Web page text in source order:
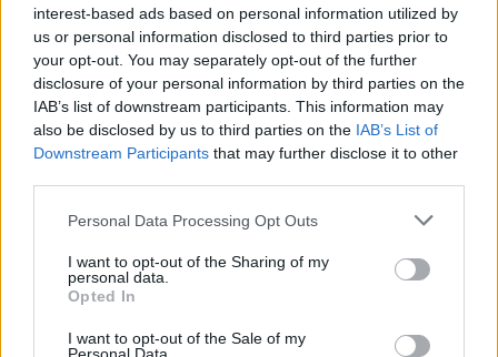
interest-based ads based on personal information utilized by
us or personal information disclosed to third parties prior to
your opt-out. You may separately opt-out of the further
disclosure of your personal information by third parties on the
IAB’s list of downstream participants. This information may
also be disclosed by us to third parties on the IAB’s List of
Downstream Participants that may further disclose it to other
Personal Data Processing Opt Outs
I want to opt-out of the Sharing of my
personal data.
Opted In
I want to opt-out of the Sale of my
Απόψεις
«Η πείνα είναι το αόρατο όπλο της